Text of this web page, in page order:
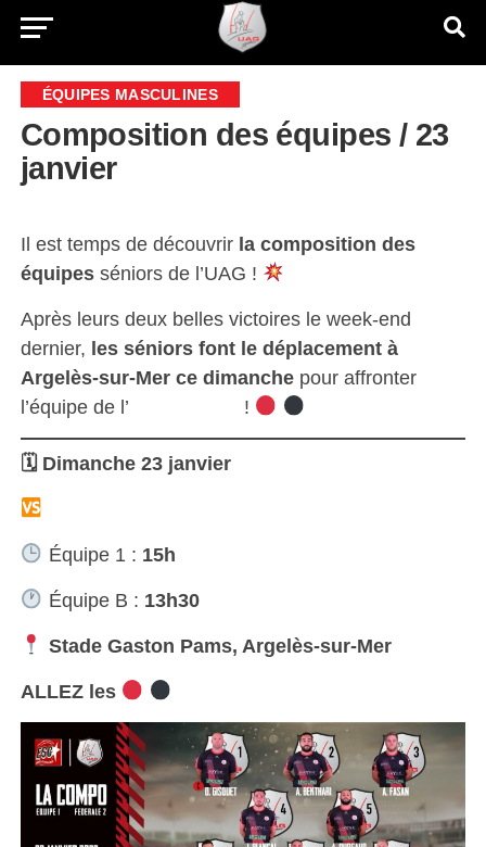
ÉQUIPES MASCULINES
Composition des équipes / 23
janvier
Il est temps de découvrir la composition des
équipesséniors de l’UAG !
Après leurs deux belles victoires le week-end
dernier, les séniors font le déplacement à
Argelès-sur-Mer ce dimanchepour affronter
l’équipe de l’
!
🗓 Dimanche 23 janvier
Équipe 1 : 15h
Équipe B : 13h30
Stade Gaston Pams, Argelès-sur-Mer
ALLEZ les